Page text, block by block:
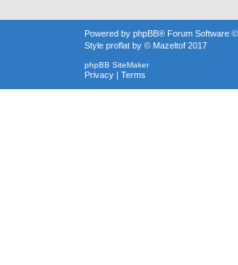
Powered by phpBB® Forum Software
Style proflat by © Mazeltof 2017
phpBB SiteMaker
Privacy | Terms